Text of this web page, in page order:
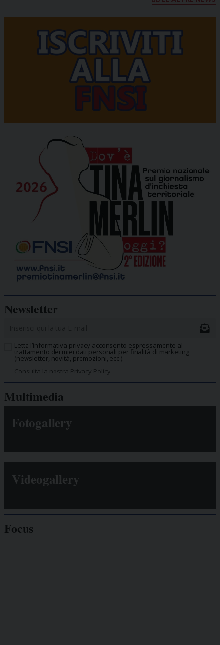
Newsletter
Letta l’informativa privacy acconsento espressamente al
trattamento dei miei dati personali per finalità di marketing
(newsletter, novità, promozioni, ecc.).
Consulta la nostra Privacy Policy.
Multimedia
Fotogallery
Videogallery
Focus